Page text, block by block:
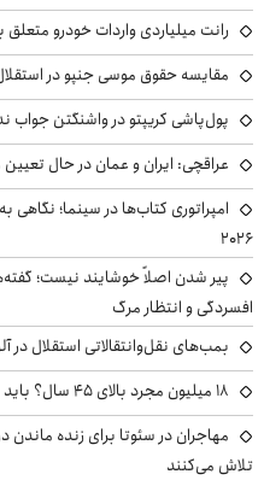
رانت میلیاردی واردات خودرو
مقایسه حقوق موسی جنپو در
پول‌پاشی کریپتو در واشنگتن جواب
عراقچی: ایران و عمان در حال
امپراتوری کتاب‌ها در سینما؛
۲۰۲۶
پیر شدن اصلاً خوشایند نیست؛
افسردگی و انتظار مرگ
بمب‌های نقل‌وانتقالاتی استقلال در
۱۸ میلیون مجرد بالای ۴۵ سال؟ باید نشانه‌های بحران اجتماعی را جدی گرفت
مهاجران در سئوتا برای زنده
تلاش می‌کنند